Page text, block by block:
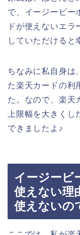
で、イージービー
ドが使えないエラ
していただけると
ちなみに私自身は
た楽天カードの利
た。なので、楽天
上限幅を大きく
できましたよ♪
イージービ
使えない理
使えないの